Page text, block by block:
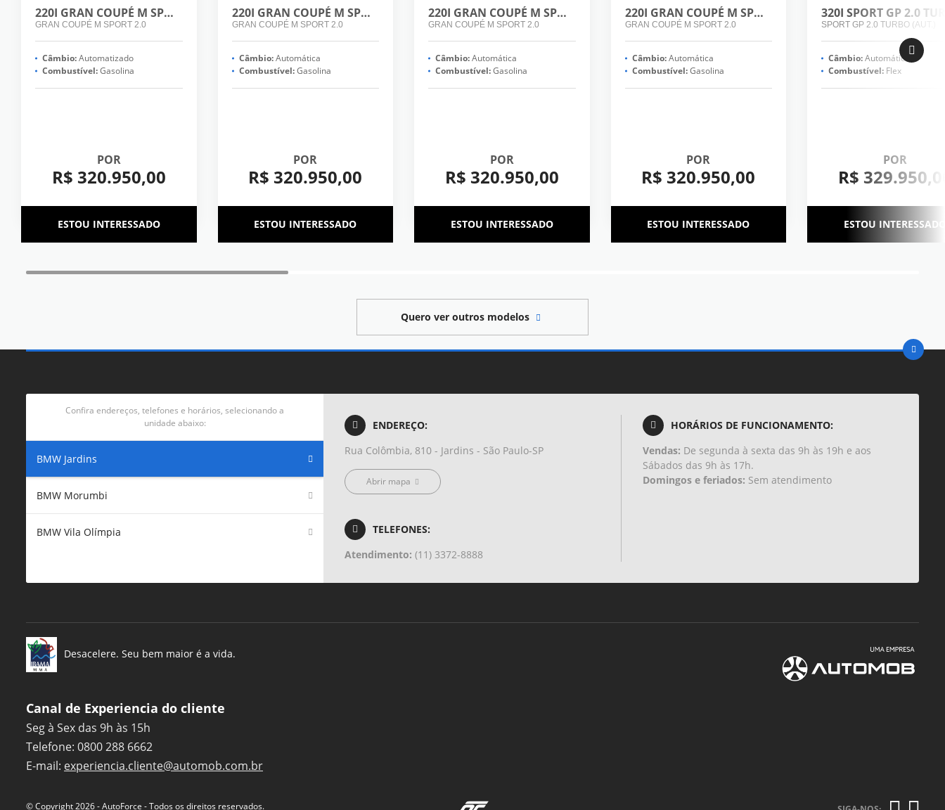
220I GRAN COUPÉ M SPORT 2.0
GRAN COUPÉ M SPORT 2.0
Câmbio:Automatizado
Combustível:Gasolina
POR
R$ 320.950,00
ESTOU INTERESSADO
220I GRAN COUPÉ M SPORT 2.0
GRAN COUPÉ M SPORT 2.0
Câmbio:Automática
Combustível:Gasolina
POR
R$ 320.950,00
ESTOU INTERESSADO
220I GRAN COUPÉ M SPORT 2.0
GRAN COUPÉ M SPORT 2.0
Câmbio:Automática
Combustível:Gasolina
POR
R$ 320.950,00
ESTOU INTERESSADO
220I GRAN COUPÉ M SPORT 2.0
GRAN COUPÉ M SPORT 2.0
Câmbio:Automática
Combustível:Gasolina
POR
R$ 320.950,00
ESTOU INTERESSADO
SPORT GP 2.0 TURBO (AUT.)
Câmbio:Automática
Combustível: Flex
POR
R$
ESTOU
Quero ver outros modelos
Confira endereços, telefones e horários, selecionando a
unidade abaixo:
BMW Jardins
BMW Morumbi
BMW Vila Olímpia
ENDEREÇO:
Rua Colômbia, 810 - Jardins - São Paulo-SP
Abrir mapa
TELEFONES:
Atendimento:(11) 3372-8888
HORÁRIOS DE FUNCIONAMENTO:
Vendas: De segunda à sexta das 9h às 19h e aos
Sábados das 9h às 17h.
Domingos e feriados: Sem atendimento
Desacelere. Seu bem maior é a vida.
Canal de Experiencia do cliente
Seg à Sex das 9h às 15h
Telefone: 0800 288 6662
E-mail: experiencia.cliente@automob.com.br
© Copyright 2026-AutoForce - Todos os direitos reservados.